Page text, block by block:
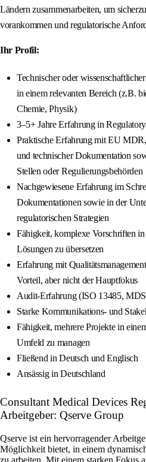
Ländern zusammenarbeiten, um
vorankommen und regulatorische
Ihr Profil:
Technischer oder
in einem relevanten Bereich (z.B.
Chemie, Physik)
3–5+ Jahre Erfahrung in
Praktische Erfahrung mit EU
und technischer Dokumentation
Stellen oder Regulierungsbehörden
Nachgewiesene Erfahrung im
Dokumentationen sowie in der
regulatorischen Strategien
Fähigkeit, komplexe Vorschriften
Lösungen zu übersetzen
Erfahrung mit
Vorteil, aber nicht der Hauptfokus
Audit-Erfahrung (ISO 13485,
Starke Kommunikations- und
Fähigkeit, mehrere Projekte in
Umfeld zu managen
Fließend in Deutsch und Englisch
Ansässig in Deutschland
Consultant Medical Devices
Arbeitgeber: Qserve Group
Qserve ist ein hervorragender
Möglichkeit bietet, in einem
zu arbeiten. Mit einem starken Fokus